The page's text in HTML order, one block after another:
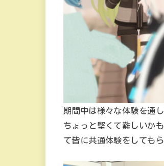
期間中は様々な体験を通
ちょっと堅くて難しいか
て皆に共通体験をしても